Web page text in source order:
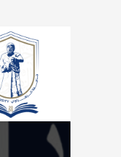
عن